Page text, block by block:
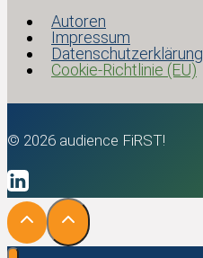
Autoren
Impressum
Datenschutzerklärung
Cookie-Richtlinie (EU)
© 2026 audience FiRST!